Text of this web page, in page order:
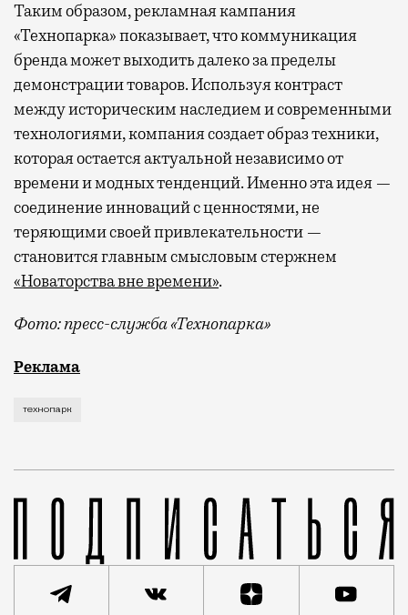
Таким образом, рекламная кампания
«Технопарка» показывает, что коммуникация
бренда может выходить далеко за пределы
демонстрации товаров. Используя контраст
между историческим наследием и современными
технологиями, компания создает образ техники,
которая остается актуальной независимо от
времени и модных тенденций. Именно эта идея —
соединение инноваций с ценностями, не
теряющими своей привлекательности —
становится главным смысловым стержнем
«Новаторства вне времени».
Фото: пресс-служба «Технопарка»
Рекламные кампании техники редко выходят за
Реклама
технопарк